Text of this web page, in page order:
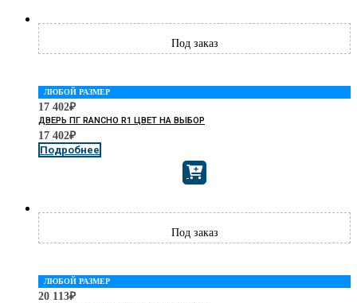
ЛЮБОЙ РАЗМЕР
17 402₽
ДВЕРЬ ПГ RANCHO R1 ЦВЕТ НА ВЫБОР
17 402₽
Подробнее
ЛЮБОЙ РАЗМЕР
20 113₽